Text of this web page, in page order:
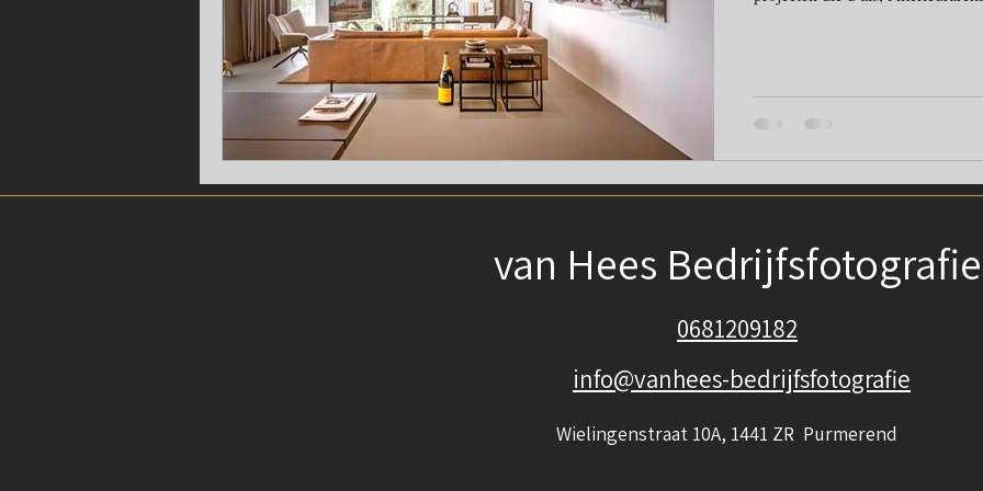
fotografie abonnement
van Hees Bedrijfsfotografie
0681209182
info@vanhees-bedrijfsfotografie
Wielingenstraat 10A, 1441 ZR Purmerend